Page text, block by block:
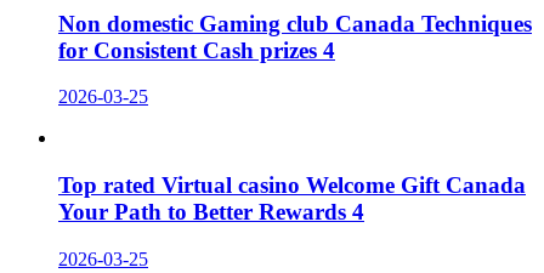
Non domestic Gaming club Canada Techniques
for Consistent Cash prizes 4
2026-03-25
Top rated Virtual casino Welcome Gift Canada
Your Path to Better Rewards 4
2026-03-25